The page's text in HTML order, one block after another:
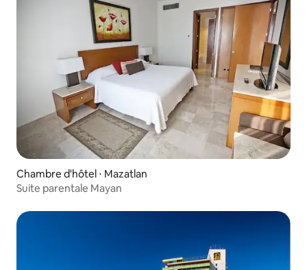
Chambre d'hôtel ⋅ Mazatlan
Suite parentale Mayan